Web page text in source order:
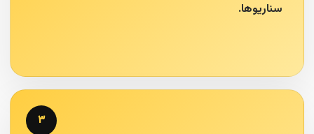
سناریوها.
۳